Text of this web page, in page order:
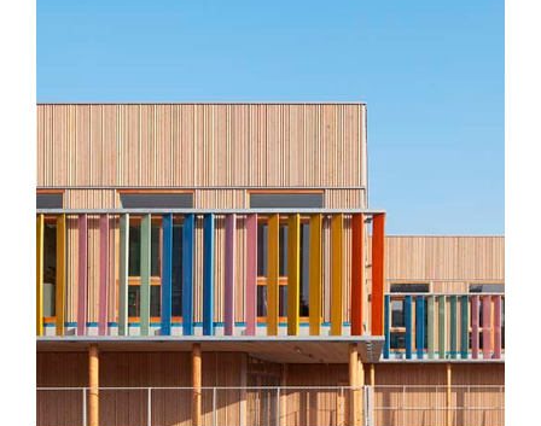
Groupe scolaire – Limeil-
Brévannes